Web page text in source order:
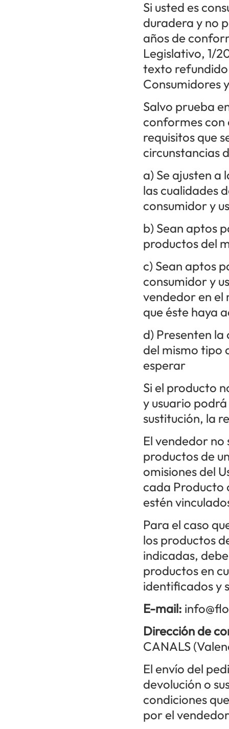
Si usted es
duradera y no
años de
Legislativo, 1/
texto refundido
Consumidores
Salvo prueba
conformes con
requisitos que
circunstancias
a) Se ajusten a
las cualidades
consumidor y
b) Sean aptos
productos del
c) Sean aptos
consumidor y
vendedor en
que éste haya
d) Presenten
del mismo tipo
esperar
Si el producto
y usuario
sustitución, la
El vendedor no
productos de
omisiones del
cada Producto
estén
Para el caso
los productos
indicadas,
productos en
identificados y
E-mail:
Dirección de
CANALS
El envío del
devolución o
condiciones
por el